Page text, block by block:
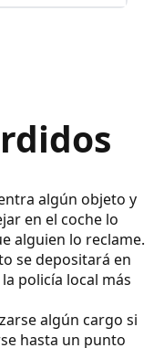
algún objeto y
en el coche lo
alguien lo reclame.
se depositará en
policía local más
algún cargo si
hasta un punto